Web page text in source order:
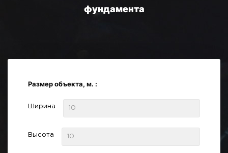
фундамента
Размер объекта, м. :
Ширина
Высота